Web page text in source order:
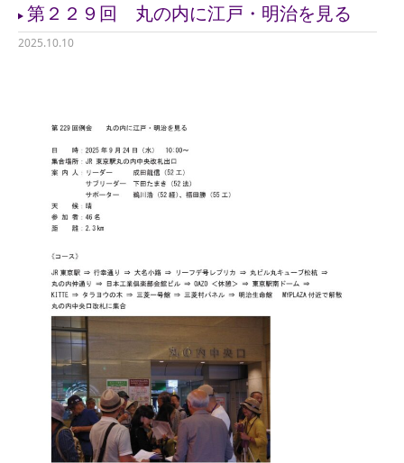
第２２９回 丸の内に江戸・明治を見る
2025.10.10